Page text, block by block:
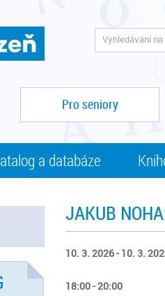
Pro seniory
a databáze
JAKUB
10. 3. 2026 - 10. 3.
18:00 - 20:00